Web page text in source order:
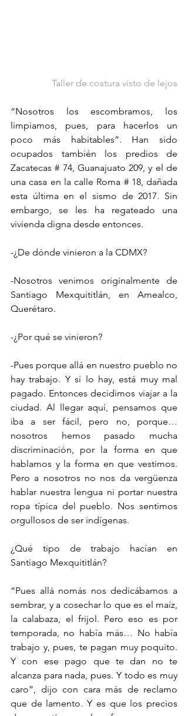
Taller de costura visto de lejos
“Nosotros los escombramos, los
limpiamos, pues, para hacerlos un
poco más habitables”. Han sido
ocupados también los predios de
Zacatecas # 74, Guanajuato 209, y el de
una casa en la calle Roma # 18, dañada
esta última en el sismo de 2017. Sin
embargo, se les ha regateado una
vivienda digna desde entonces.
-¿De dónde vinieron a la CDMX?
-Nosotros venimos originalmente de
Santiago Mexquititlán, en Amealco,
Querétaro.
-¿Por qué se vinieron?
-Pues porque allá en nuestro pueblo no
hay trabajo. Y si lo hay, está muy mal
pagado. Entonces decidimos viajar a la
ciudad. Al llegar aquí, pensamos que
iba a ser fácil, pero no, porque…
nosotros hemos pasado mucha
discriminación, por la forma en que
hablamos y la forma en que vestimos.
Pero a nosotros no nos da vergüenza
hablar nuestra lengua ni portar nuestra
ropa típica del pueblo. Nos sentimos
orgullosos de ser indígenas.
¿Qué tipo de trabajo hacían en
Santiago Mexquititlán?
“Pues allá nomás nos dedicábamos a
sembrar, y a cosechar lo que es el maíz,
la calabaza, el frijol. Pero eso es por
temporada, no había más… No había
trabajo y, pues, te pagan muy poquito.
Y con ese pago que te dan no te
alcanza para nada, pues. Y todo es muy
caro”, dijo con cara más de reclamo
que de lamento. Y es que los precios